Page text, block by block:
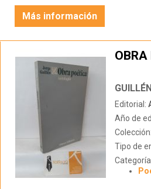
Más información
Editorial:
Año de
Colección:
Tipo de